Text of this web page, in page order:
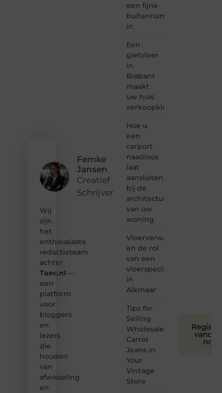
Femke
Jansen
Creatief
Schrijver
Wij
zijn
het
enthousiaste
redactieteam
achter
Taec.nl —
een
platform
voor
bloggers
en
lezers
die
houden
van
afwisseling
en
een fijne
buitenruimte
in
Een
gietvloer
in
Brabant
maakt
uw huis
verkoopklaar
Hoe u
een
carport
naadloos
laat
aansluiten
bij de
architectuur
van uw
woning
Vloerverwarming
en de rol
van een
vloerspecialist
in
Alkmaar
Tips for
Selling
Wholesale
Carrot
Jeans in
Your
Vintage
Store
nog